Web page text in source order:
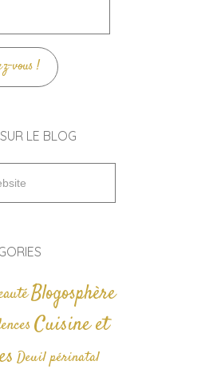
vous !
LE BLOG
Blogosphère
Cuisine et
Deuil périnatal